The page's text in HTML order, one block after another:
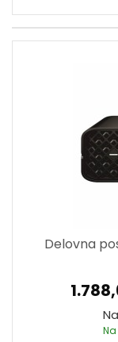
Delovna